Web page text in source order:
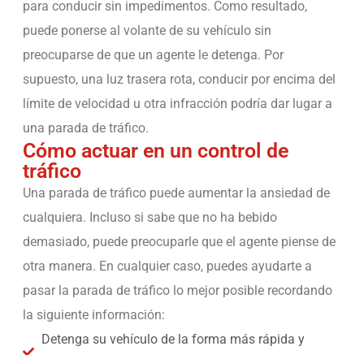
para conducir sin impedimentos. Como resultado,
puede ponerse al volante de su vehículo sin
preocuparse de que un agente le detenga. Por
supuesto, una luz trasera rota, conducir por encima del
límite de velocidad u otra infracción podría dar lugar a
una parada de tráfico.
Cómo actuar en un control de
tráfico
Una parada de tráfico puede aumentar la ansiedad de
cualquiera. Incluso si sabe que no ha bebido
demasiado, puede preocuparle que el agente piense de
otra manera. En cualquier caso, puedes ayudarte a
pasar la parada de tráfico lo mejor posible recordando
la siguiente información:
Detenga su vehículo de la forma más rápida y